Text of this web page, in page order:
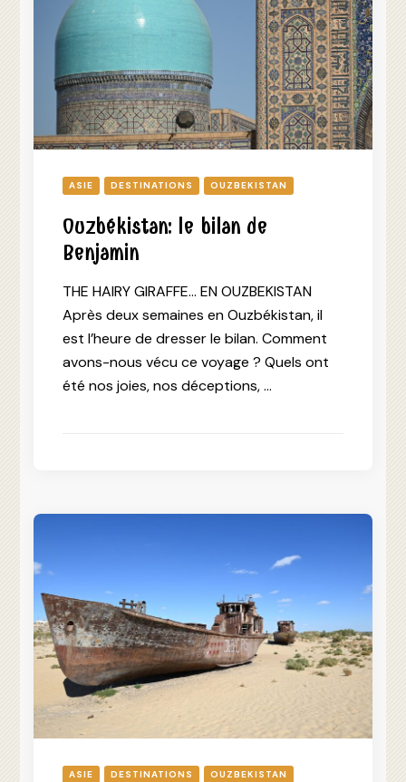
ASIE DESTINATIONS OUZBEKISTAN
Ouzbékistan: le bilan de
Benjamin
THE HAIRY GIRAFFE… EN OUZBEKISTAN
Après deux semaines en Ouzbékistan, il
est l’heure de dresser le bilan. Comment
avons-nous vécu ce voyage ? Quels ont
été nos joies, nos déceptions, …
ASIE DESTINATIONS OUZBEKISTAN